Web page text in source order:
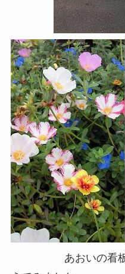
あおいの看板の